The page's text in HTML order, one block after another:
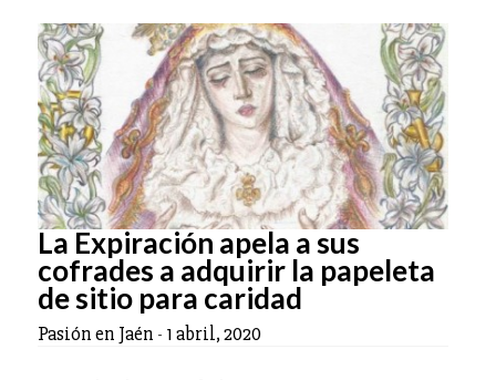
La Expiración apela a sus
cofrades a adquirir la papeleta
de sitio para caridad
Pasión en Jaén - 1 abril, 2020